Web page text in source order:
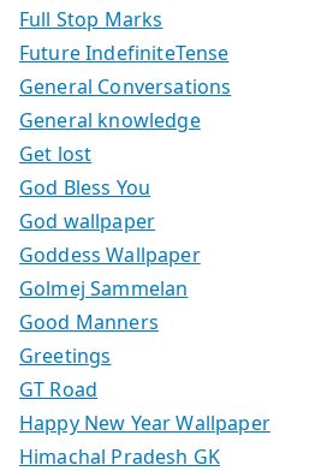
Full Stop Marks
Future IndefiniteTense
General Conversations
General knowledge
Get lost
God Bless You
God wallpaper
Goddess Wallpaper
Golmej Sammelan
Good Manners
Greetings
GT Road
Happy New Year Wallpaper
Himachal Pradesh GK